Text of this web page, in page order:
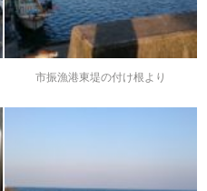
市振漁港東堤の付け根より